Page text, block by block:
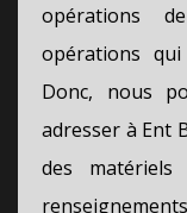
opérations
opérations
Donc, nous
adresser à Ent
des